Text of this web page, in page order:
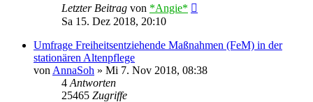
Letzter Beitrag von *Angie*
Sa 15. Dez 2018, 20:10
Umfrage Freiheitsentziehende Maßnahmen (FeM) in der
stationären Altenpflege
von AnnaSoh » Mi 7. Nov 2018, 08:38
4 Antworten
25465 Zugriffe